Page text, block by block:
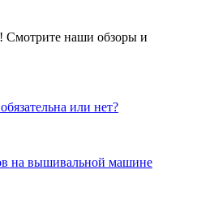
! Смотрите наши обзоры и
или нет?
на вышивальной машине